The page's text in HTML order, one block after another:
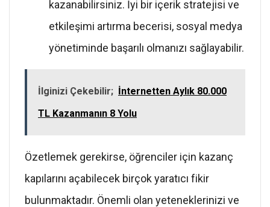
kazanabilirsiniz. İyi bir içerik stratejisi ve
etkileşimi artırma becerisi, sosyal medya
yönetiminde başarılı olmanızı sağlayabilir.
İlginizi Çekebilir; İnternetten Aylık 80.000
TL Kazanmanın 8 Yolu
Özetlemek gerekirse, öğrenciler için kazanç
kapılarını açabilecek birçok yaratıcı fikir
bulunmaktadır. Önemli olan yeteneklerinizi ve